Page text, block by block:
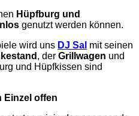
Hüpfburg und
genutzt werden können.
wird uns DJ Sal mit seinen
, der Grillwagen und
und Hüpfkissen sind
Einzel offen